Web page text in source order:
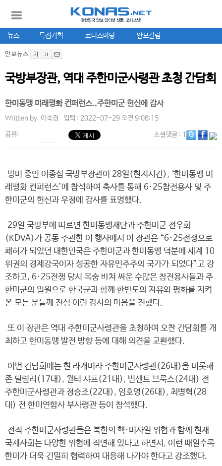
뉴스 특집기획 코나스마당 안보칼럼
안보뉴스
국방부장관, 역대 주한미군사령관 초청 간담회
한미동맹 미래평화 컨퍼런스..주한미군 헌신에 감사
Written by. 이숙경 입력 : 2022-07-29 오전 9:08:15
공유: 소셜댓글: 1
방미 중인 이종섭 국방부장관이 28일(현지시간), ‘한미동맹 미
래평화 컨퍼런스’에 참석하여 축사를 통해 6·25참전용사 및 주
한미군의 헌신과 우정에 감사를 표명했다.
29일 국방부에 따르면 한미동맹재단과 주한미군 전우회
(KDVA)가 공동 주관한 이 행사에서 이 장관은 “6·25전쟁으로
폐허가 되었던 대한민국은 주한미군과 한미동맹 덕분에 세계 10
위권의 경제강국이자 성공한 자유민주주의 국가가 되었다”고 강
조하고, 6·25전쟁 당시 목숨 바쳐 싸운 수많은 참전용사들과 주
한미군의 일원으로 한국군과 함께 한반도의 자유와 평화를 지켜
온 모든 분들께 진심 어린 감사의 마음을 전했다.
또 이 장관은 역대 주한미군사령관을 초청하여 오찬 간담회를 개
최하고 한미동맹 발전 방향 등에 대해 의견을 교환했다.
이번 간담회에는 현 라캐머라 주한미군사령관(26대)을 비롯해
존 틸럴리(17대), 월터 샤프(21대), 빈센트 브룩스(24대) 전
주한미군사령관과 정승조(22대), 임호영(26대), 최병혁(28
대) 전 한미연합사 부사령관 등이 참석했다.
전직 주한미군사령관들은 북한의 핵·미사일 위협과 함께 현재
국제사회는 다양한 위협에 직면해 있다고 하면서, 이런 때일수록
한미가 더욱 긴밀히 협력하여 대응해 나가야 한다고 강조했다.